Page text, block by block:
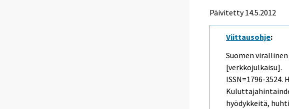
Päivitetty 14.5.2012
Viittausohje:
Suomen
[verkkojulkaisu].
ISSN=1796-3524.
hyödykkeitä,